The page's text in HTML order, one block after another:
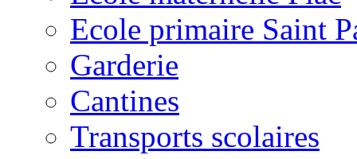
Ecole primaire Saint
Garderie
Cantines
Transports scolaires